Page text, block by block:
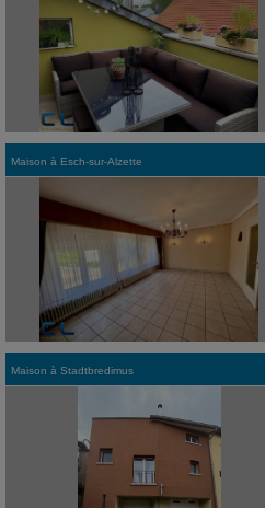
Maison à Esch-sur-Alzette
Maison à Stadtbredimus